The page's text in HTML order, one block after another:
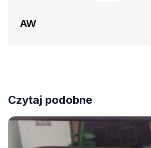
AW
Czytaj podobne